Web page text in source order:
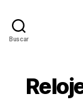
Buscar